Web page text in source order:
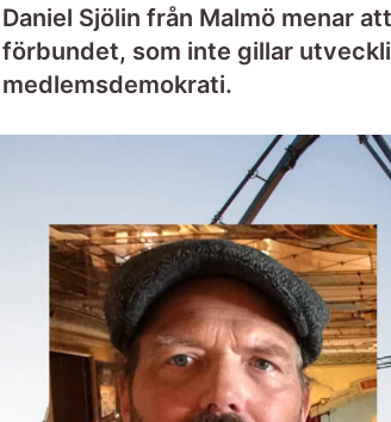
Daniel Sjölin från Malmö menar
förbundet, som inte gillar
medlemsdemokrati.